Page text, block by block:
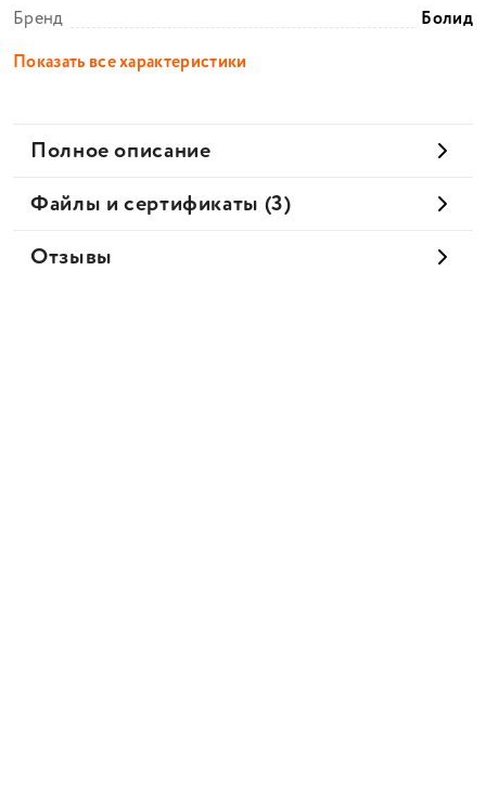
Бренд
Болид
Показать все характеристики
Полное описание
Файлы и сертификаты (3)
Отзывы